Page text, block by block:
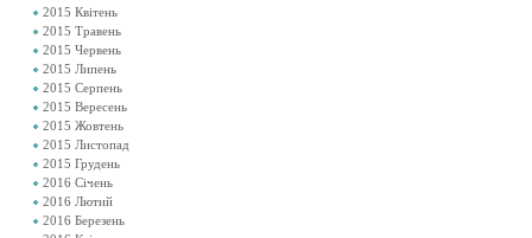
2015 Квітень
2015 Травень
2015 Червень
2015 Липень
2015 Серпень
2015 Вересень
2015 Жовтень
2015 Листопад
2015 Грудень
2016 Січень
2016 Лютий
2016 Березень